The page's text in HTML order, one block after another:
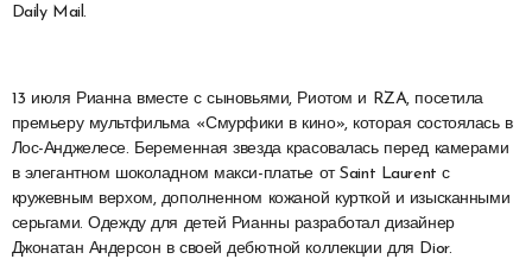
Daily Mail.
13 июля Рианна вместе с сыновьями, Риотом и RZA, посетила
премьеру мультфильма «Смурфики в кино», которая состоялась в
Лос-Анджелесе. Беременная звезда красовалась перед камерами
в элегантном шоколадном макси-платье от Saint Laurent с
кружевным верхом, дополненном кожаной курткой и изысканными
серьгами. Одежду для детей Рианны разработал дизайнер
Джонатан Андерсон в своей дебютной коллекции для Dior.